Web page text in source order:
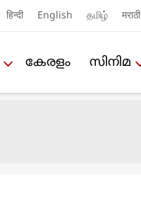
हिन्दी English தமிழ் मराठी
കേരളം സിനിമ